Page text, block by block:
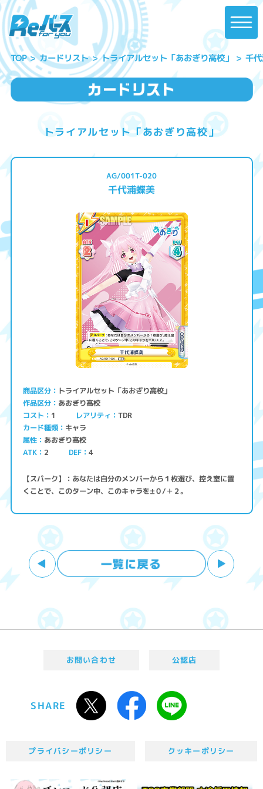
TOP カードリスト トライアルセット「あおぎり高校」 千
トライアルセット「あおぎり高校」
AG/001T-020
千代浦蝶美
商品区分 トライアルセット「あおぎり高校」
作品区分 あおぎり高校
コスト 1 レアリティ TDR
カード種類 キャラ
属性 あおぎり高校
ATK 2 DEF 4
【スパーク】：あなたは自分のメンバーから１枚選び、控え室に置
くことで、このターン中、このキャラを±０/＋２。
お問い合わせ 公認店
SHARE
プライバシーポリシー クッキーポリシー